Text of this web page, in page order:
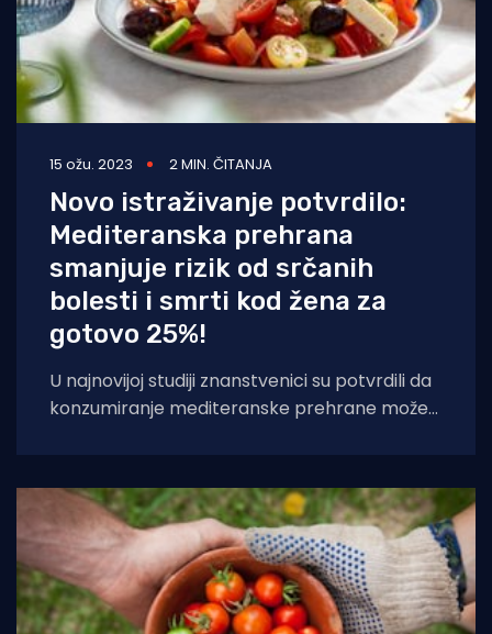
15 ožu. 2023 2 MIN. ČITANJA
Novo istraživanje potvrdilo:
Mediteranska prehrana
smanjuje rizik od srčanih
bolesti i smrti kod žena za
gotovo 25%!
U najnovijoj studiji znanstvenici su potvrdili da
konzumiranje mediteranske prehrane može